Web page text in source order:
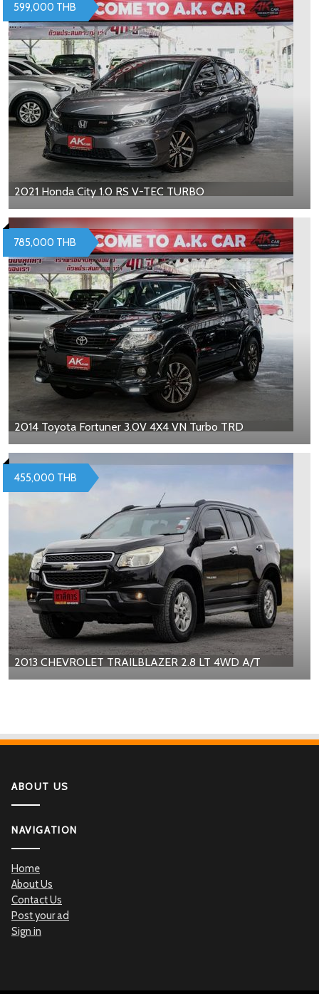
2021 Honda City 1.0 RS V-TEC TURBO
599,000 THB
2014 Toyota Fortuner 3.0V 4X4 VN Turbo TRD
785,000 THB
2013 CHEVROLET TRAILBLAZER 2.8 LT 4WD A/T
455,000 THB
ABOUT US
NAVIGATION
Home
About Us
Contact Us
Post your ad
Sign in